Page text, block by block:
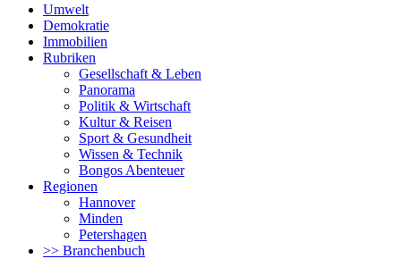
Umwelt
Demokratie
Immobilien
Rubriken
Gesellschaft & Leben
Panorama
Politik & Wirtschaft
Kultur & Reisen
Sport & Gesundheit
Wissen & Technik
Bongos Abenteuer
Regionen
Hannover
Minden
Petershagen
>> Branchenbuch